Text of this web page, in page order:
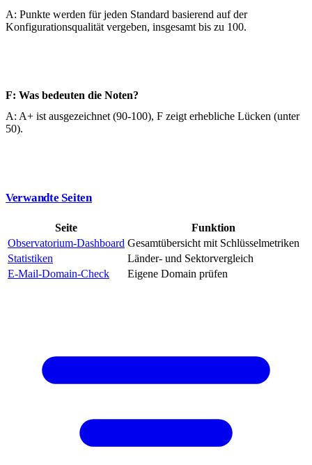
A: Punkte werden für jeden Standard basierend auf der
Konfigurationsqualität vergeben, insgesamt bis zu 100.
F: Was bedeuten die Noten?
A: A+ ist ausgezeichnet (90-100), F zeigt erhebliche Lücken (unter
50).
Verwandte Seiten
Seite
Funktion
Observatorium-Dashboard Gesamtübersicht mit Schlüsselmetriken
Statistiken
Länder- und Sektorvergleich
E-Mail-Domain-Check
Eigene Domain prüfen